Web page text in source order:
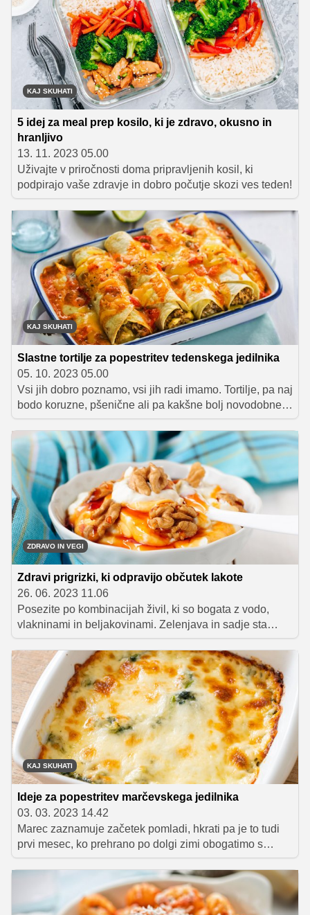
KAJ SKUHATI
5 idej za meal prep kosilo, ki je zdravo, okusno in
hranljivo
13. 11. 2023 05.00
Uživajte v priročnosti doma pripravljenih kosil, ki
podpirajo vaše zdravje in dobro počutje skozi ves teden!
KAJ SKUHATI
Slastne tortilje za popestritev tedenskega jedilnika
05. 10. 2023 05.00
Vsi jih dobro poznamo, vsi jih radi imamo. Tortilje, pa naj
bodo koruzne, pšenične ali pa kakšne bolj novodobne
različice z dodanimi beljakovinami ali zelenjavo, so
priljubljeno in tudi zelo vsestransko uporabno živilo.
Lahko jih polnimo z različnimi nadevi in si jih privoščimo
za zajtrk, malico, kosilo ali večerjo. Z nekaj našimi
recepti boste iz njih pripravili odlične jedi, ki bodo
dobrodošla popestritev vaših tedenskih jedilnikov.
ZDRAVO IN VEGI
Zdravi prigrizki, ki odpravijo občutek lakote
26. 06. 2023 11.06
Posezite po kombinacijah živil, ki so bogata z vodo,
vlakninami in beljakovinami. Zelenjava in sadje sta
polna vode, za povrh pa vsebujeta nasitne vlaknine. Te
so tudi v oreščkih, čičeriki, kosmičih in polnozrnatem
kruhu. Čičerika in oreščki so tudi odličen vir beljakovin,
ki jih zaužijete tudi s siri in jogurtom. Sedaj je treba to
zbirko zdravih živil le povezati v okusne prigrizke.
KAJ SKUHATI
Ideje za popestritev marčevskega jedilnika
03. 03. 2023 14.42
Marec zaznamuje začetek pomladi, hkrati pa je to tudi
prvi mesec, ko prehrano po dolgi zimi obogatimo s
svežimi živili, kot so čemaž, regrat, šparglji, redkvice in